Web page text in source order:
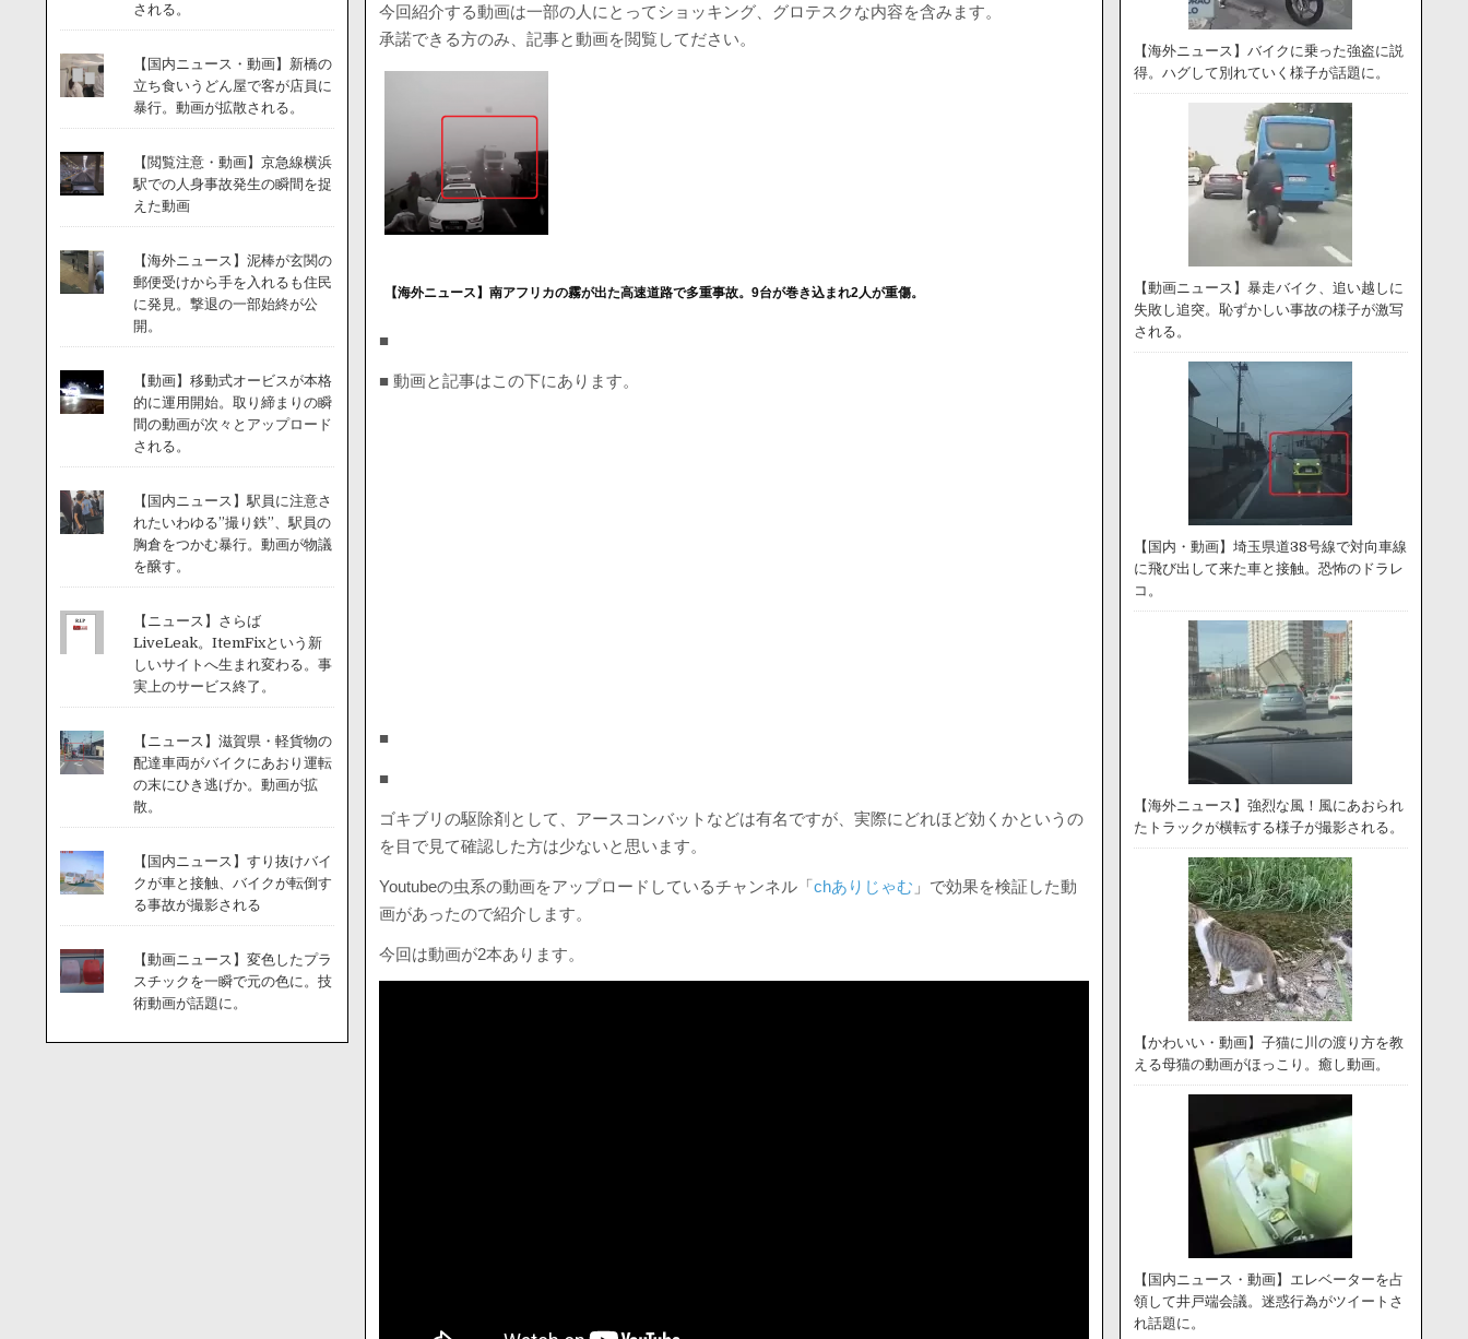
今回紹介する動画は一部の人にとってショッキング、グロテスクな内容を含みます。
承諾できる方のみ、記事と動画を閲覧してださい。
【海外ニュース】南アフリカの霧が出た高速道路で多重事故。9台が巻き込まれ2人が重傷。
■
■ 動画と記事はこの下にあります。
■
■
ゴキブリの駆除剤として、アースコンバットなどは有名ですが、実際にどれほど効くかというの
を目で見て確認した方は少ないと思います。
Youtubeの虫系の動画をアップロードしているチャンネル「chありじゃむ 」で効果を検証した動
画があったので紹介します。
今回は動画が2本あります。
される。
【国内ニュース・動画】新橋の
立ち食いうどん屋で客が店員に
暴行。動画が拡散される。
【閲覧注意・動画】京急線横浜
駅での人身事故発生の瞬間を捉
えた動画
【海外ニュース】泥棒が玄関の
郵便受けから手を入れるも住民
に発見。撃退の一部始終が公
開。
【動画】移動式オービスが本格
的に運用開始。取り締まりの瞬
間の動画が次々とアップロード
される。
【国内ニュース】駅員に注意さ
れたいわゆる”撮り鉄”、駅員の
胸倉をつかむ暴行。動画が物議
を醸す。
【ニュース】さらば
LiveLeak。ItemFixという新
しいサイトへ生まれ変わる。事
実上のサービス終了。
【ニュース】滋賀県・軽貨物の
配達車両がバイクにあおり運転
の末にひき逃げか。動画が拡
散。
【国内ニュース】すり抜けバイ
クが車と接触、バイクが転倒す
る事故が撮影される
【動画ニュース】変色したプラ
スチックを一瞬で元の色に。技
術動画が話題に。
【海外ニュース】バイクに乗った強盗に説
得。ハグして別れていく様子が話題に。
【動画ニュース】暴走バイク、追い越しに
失敗し追突。恥ずかしい事故の様子が激写
される。
【国内・動画】埼玉県道38号線で対向車線
に飛び出して来た車と接触。恐怖のドラレ
コ。
【海外ニュース】強烈な風！風にあおられ
たトラックが横転する様子が撮影される。
【かわいい・動画】子猫に川の渡り方を教
える母猫の動画がほっこり。癒し動画。
【国内ニュース・動画】エレベーターを占
領して井戸端会議。迷惑行為がツイートさ
れ話題に。